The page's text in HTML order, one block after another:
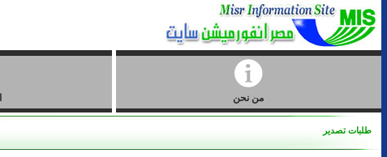
من نحن
طلبات تصدير